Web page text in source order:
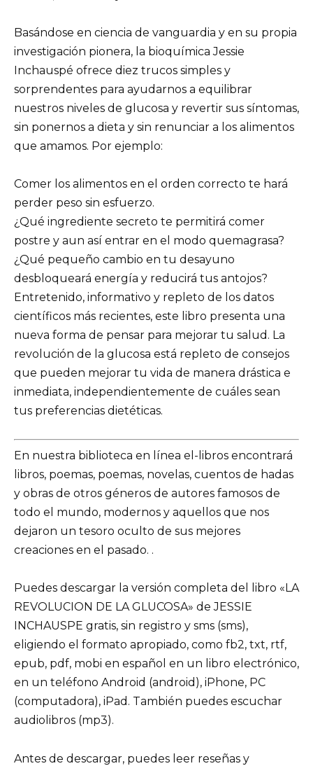
Basándose en ciencia de vanguardia y en su propia
investigación pionera, la bioquímica Jessie
Inchauspé ofrece diez trucos simples y
sorprendentes para ayudarnos a equilibrar
nuestros niveles de glucosa y revertir sus síntomas,
sin ponernos a dieta y sin renunciar a los alimentos
que amamos. Por ejemplo:
Comer los alimentos en el orden correcto te hará
perder peso sin esfuerzo.
¿Qué ingrediente secreto te permitirá comer
postre y aun así entrar en el modo quemagrasa?
¿Qué pequeño cambio en tu desayuno
desbloqueará energía y reducirá tus antojos?
Entretenido, informativo y repleto de los datos
científicos más recientes, este libro presenta una
nueva forma de pensar para mejorar tu salud. La
revolución de la glucosa está repleto de consejos
que pueden mejorar tu vida de manera drástica e
inmediata, independientemente de cuáles sean
tus preferencias dietéticas.
En nuestra biblioteca en línea el-libros encontrará
libros, poemas, poemas, novelas, cuentos de hadas
y obras de otros géneros de autores famosos de
todo el mundo, modernos y aquellos que nos
dejaron un tesoro oculto de sus mejores
creaciones en el pasado. .
Puedes descargar la versión completa del libro «LA
REVOLUCION DE LA GLUCOSA» de JESSIE
INCHAUSPE gratis, sin registro y sms (sms),
eligiendo el formato apropiado, como fb2, txt, rtf,
epub, pdf, mobi en español en un libro electrónico,
en un teléfono Android (android), iPhone, PC
(computadora), iPad. También puedes escuchar
audiolibros (mp3).
Antes de descargar, puedes leer reseñas y